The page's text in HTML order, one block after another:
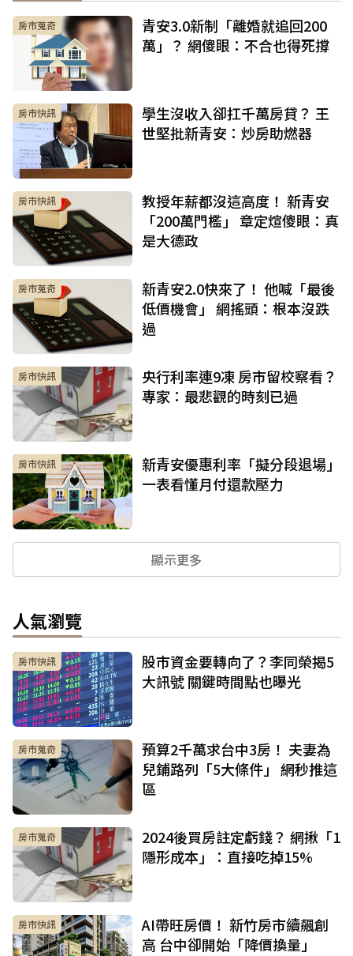
房市蒐奇
青安3.0新制「離婚就追回200
萬」？ 網傻眼：不合也得死撐
房市快訊
學生沒收入卻扛千萬房貸？ 王
世堅批新青安：炒房助燃器
房市快訊
教授年薪都沒這高度！ 新青安
「200萬門檻」 章定煊傻眼：真
是大德政
房市蒐奇
新青安2.0快來了！ 他喊「最後
低價機會」 網搖頭：根本沒跌
過
房市快訊
央行利率連9凍 房市留校察看？
專家：最悲觀的時刻已過
房市快訊
新青安優惠利率「擬分段退場」
一表看懂月付還款壓力
顯示更多
人氣瀏覽
房市快訊
股市資金要轉向了？李同榮揭5
大訊號 關鍵時間點也曝光
房市蒐奇
預算2千萬求台中3房！ 夫妻為
兒鋪路列「5大條件」 網秒推這
區
房市蒐奇
2024後買房註定虧錢？ 網揪「1
隱形成本」：直接吃掉15%
房市快訊
AI帶旺房價！ 新竹房市續飆創
高 台中卻開始「降價換量」